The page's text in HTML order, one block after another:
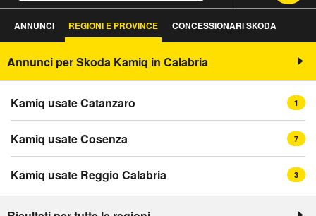
ANNUNCI REGIONI E PROVINCE CONCESSIONARI SKODA
Annunci per Skoda Kamiq in Calabria
Kamiq usate Catanzaro 1
Kamiq usate Cosenza 7
Kamiq usate Reggio Calabria 3